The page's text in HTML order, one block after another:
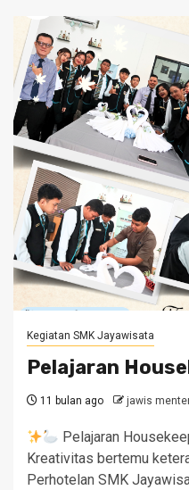
Kegiatan SMK Jayawisata
Pelajaran
11 bulan ago jawis
Pelajaran
Kreativitas bertemu
Perhotelan SMK